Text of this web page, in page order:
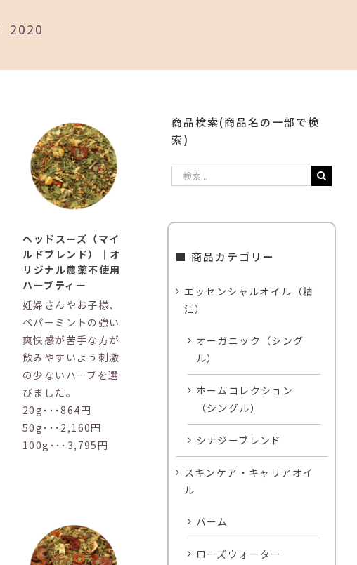
2020
ヘッドスーズ（マイ
ルドブレンド）｜オ
リジナル農薬不使用
ハーブティー
妊婦さんやお子様、
ペパーミントの強い
爽快感が苦手な方が
飲みやすいよう刺激
の少ないハーブを選
びました。
20g･･･864円
50g･･･2,160円
100g･･･3,795円
商品検索(商品名の一部で検
索)
■ 商品カテゴリー
エッセンシャルオイル（精
油）
オーガニック（シング
ル）
ホームコレクション
（シングル）
シナジーブレンド
スキンケア・キャリアオイ
ル
バーム
ローズウォーター